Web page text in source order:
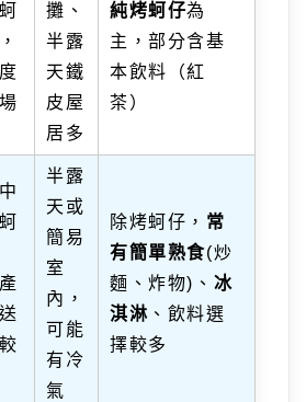
攤、
半露
天鐵
皮屋
居多
純烤蚵仔為
主，部分含基
本飲料（紅
茶）
半露
天或
簡易
室
內，
可能
有冷
氣
除烤蚵仔， 常
有簡單熟食(炒
麵、炸物)、 冰
淇淋 、飲料選
擇較多